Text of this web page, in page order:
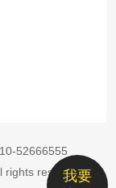
我要
52666555
rights reserved